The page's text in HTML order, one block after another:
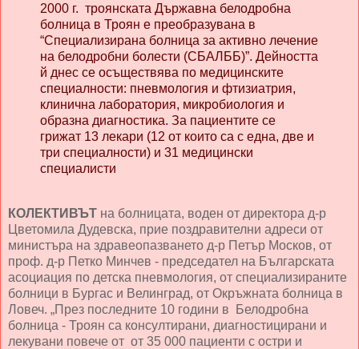
2000 г. троянската Държавна белодробна
болница в Троян е преобразувана в
“Специализирана болница за активно лечение
на белодробни болести (СБАЛББ)”. Дейността
й днес се осъществява по медицинските
специалности: пневмология и фтизиатрия,
клинична лаборатория, микробиология и
образна диагностика. За пациентите се
грижат 13 лекари (12 от които са с една, две и
три специалности) и 31 медицински
специалисти
КОЛЕКТИВЪТ на болницата, воден от директора д-р
Цветомила Дудевска, прие поздравителни адреси от
министъра на здравеопазването д-р Петър Москов, от
проф. д-р Петко Минчев - председател на Българската
асоциация по детска пневмология, от специализираните
болници в Бургас и Велинград, от Окръжната болница в
Ловеч. „През последните 10 години в Белодробна
болница - Троян са консултирани, диагностицирани и
лекувани повече от от 35 000 пациенти с остри и